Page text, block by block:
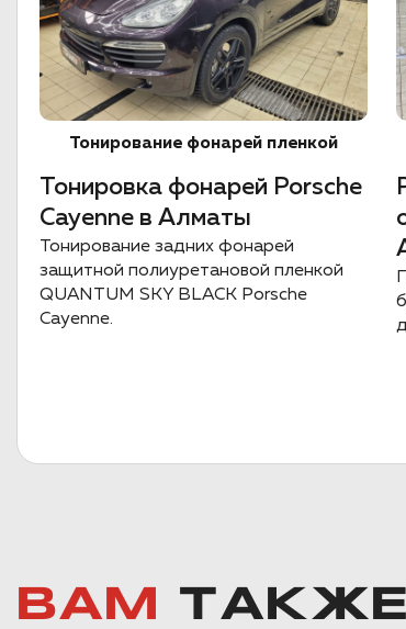
Тонирование фонарей пленкой
Тонировка фонарей Porsche
Cayenne в Алматы
Тонирование задних фонарей
защитной полиуретановой пленкой
QUANTUM SKY BLACK Porsche
Cayenne.
ВАМ